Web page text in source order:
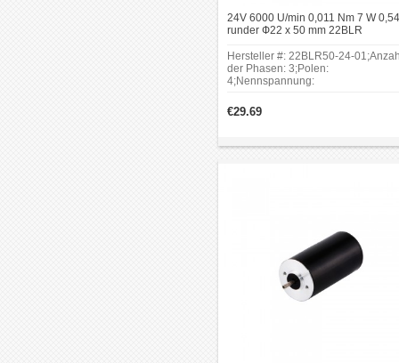
24V 6000 U/min 0,011 Nm 7 W
runder Ф22 x 50 mm 22BLR
Hersteller #: 22BLR50-24-
der Phasen: 3;Polen:
4;Nennspannung:
8900RPM;Rahmengröße:
Φ22mm;Körper Länge:
Φ2mm;Schaftlänge: 9mm.
€29.69